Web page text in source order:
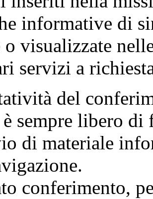
informative di
visualizzate
servizi a
del
è sempre libero
di materiale
conferimento,